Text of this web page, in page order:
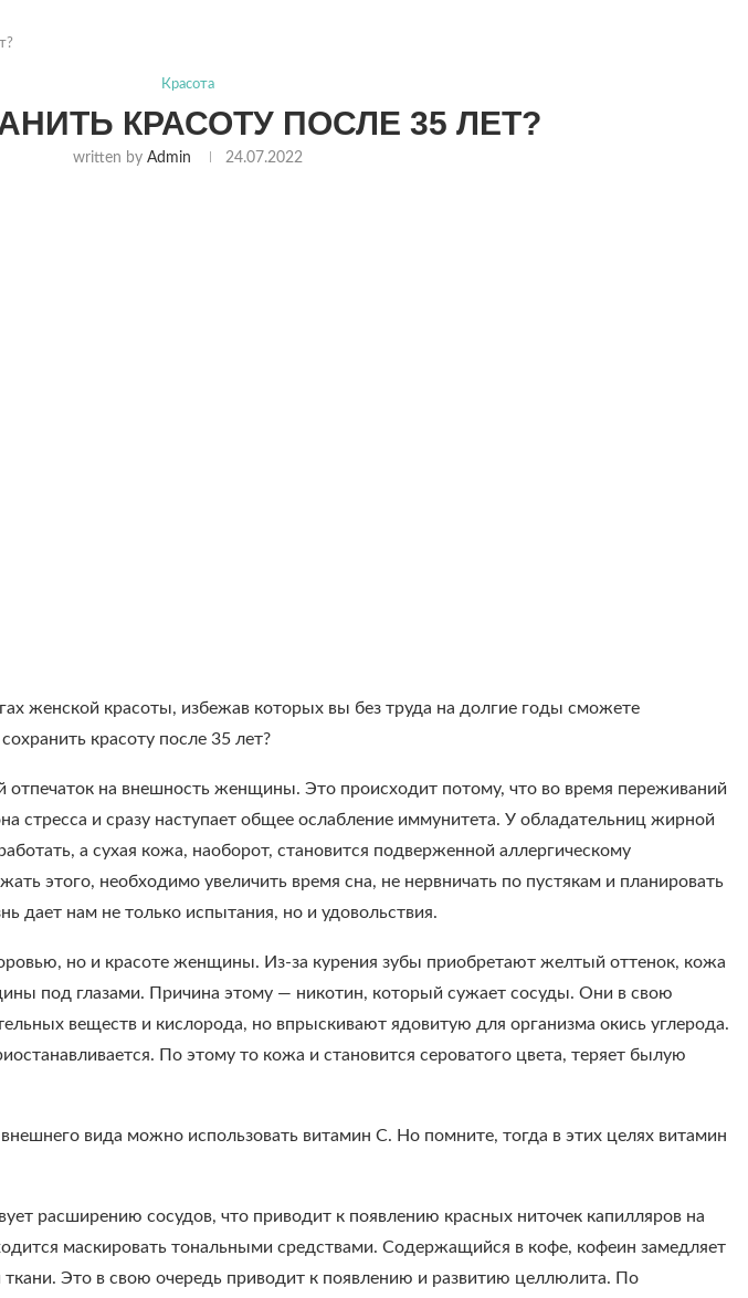
Красота
КРАСОТУ ПОСЛЕ 35 ЛЕТ?
written by Admin 24.07.2022
женской красоты, избежав которых вы без труда на долгие годы сможете
красоту после 35 лет?
отпечаток на внешность женщины. Это происходит потому, что во время переживаний
стресса и сразу наступает общее ослабление иммунитета. У обладательниц жирной
а сухая кожа, наоборот, становится подверженной аллергическому
этого, необходимо увеличить время сна, не нервничать по пустякам и планировать
дает нам не только испытания, но и удовольствия.
но и красоте женщины. Из-за курения зубы приобретают желтый оттенок, кожа
под глазами. Причина этому — никотин, который сужает сосуды. Они в свою
веществ и кислорода, но впрыскивают ядовитую для организма окись углерода.
По этому то кожа и становится сероватого цвета, теряет былую
вида можно использовать витамин С. Но помните, тогда в этих целях витамин
расширению сосудов, что приводит к появлению красных ниточек капилляров на
маскировать тональными средствами. Содержащийся в кофе, кофеин замедляет
Это в свою очередь приводит к появлению и развитию целлюлита. По